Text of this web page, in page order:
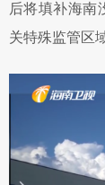
后将填补海南
关特殊监管区